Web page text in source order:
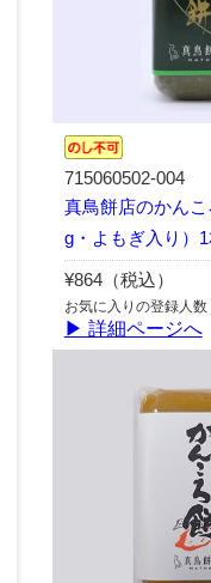
715060502-004
真鳥餅店のかん
g・よもぎ入り）
¥864（税込）
お気に入りの登録人数
▶ 詳細ページへ